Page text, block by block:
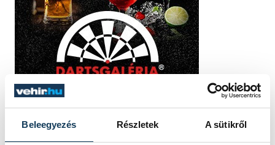
Beleegyezés Részletek A sütikről